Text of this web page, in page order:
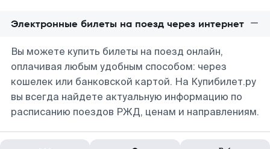
Электронные билеты на поезд через интернет
Вы можете купить билеты на поезд онлайн,
оплачивая любым удобным способом: через
кошелек или банковской картой. На Купибилет.ру
вы всегда найдете актуальную информацию по
расписанию поездов РЖД, ценам и направлениям.